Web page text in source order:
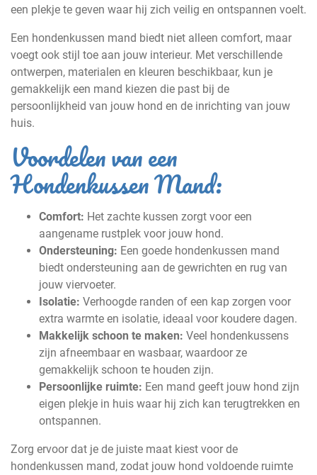
een plekje te geven waar hij zich veilig en ontspannen voelt.
Een hondenkussen mand biedt niet alleen comfort, maar
voegt ook stijl toe aan jouw interieur. Met verschillende
ontwerpen, materialen en kleuren beschikbaar, kun je
gemakkelijk een mand kiezen die past bij de
persoonlijkheid van jouw hond en de inrichting van jouw
huis.
Voordelen van een
Hondenkussen Mand:
Comfort: Het zachte kussen zorgt voor een
aangename rustplek voor jouw hond.
Ondersteuning: Een goede hondenkussen mand
biedt ondersteuning aan de gewrichten en rug van
jouw viervoeter.
Isolatie: Verhoogde randen of een kap zorgen voor
extra warmte en isolatie, ideaal voor koudere dagen.
Makkelijk schoon te maken: Veel hondenkussens
zijn afneembaar en wasbaar, waardoor ze
gemakkelijk schoon te houden zijn.
Persoonlijke ruimte: Een mand geeft jouw hond zijn
eigen plekje in huis waar hij zich kan terugtrekken en
ontspannen.
Zorg ervoor dat je de juiste maat kiest voor de
hondenkussen mand, zodat jouw hond voldoende ruimte